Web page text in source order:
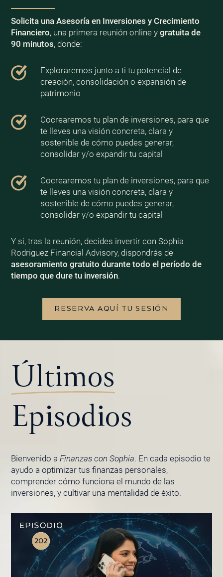
Solicita una Asesoría en Inversiones y Crecimiento
Financiero, una primera reunión online y gratuita de
90 minutos, donde:
Exploraremos junto a ti tu potencial de
creación, consolidación o expansión de
patrimonio
Cocrearemos tu plan de inversiones, para que
te lleves una visión concreta, clara y
sostenible de cómo puedes generar,
consolidar y/o expandir tu capital
Cocrearemos tu plan de inversiones, para que
te lleves una visión concreta, clara y
sostenible de cómo puedes generar,
consolidar y/o expandir tu capital
Y si, tras la reunión, decides invertir con Sophia
Rodriguez Financial Advisory, dispondrás de
asesoramiento gratuito durante todo el período de
tiempo que dure tu inversión.
RESERVA AQUÍ TU SESIÓN
Últimos
Episodios
Bienvenido a Finanzas con Sophia. En cada episodio te
ayudo a optimizar tus finanzas personales,
comprender cómo funciona el mundo de las
inversiones, y cultivar una mentalidad de éxito.
PÁGINA
PÁGINA
PÁGINAPÁGINA